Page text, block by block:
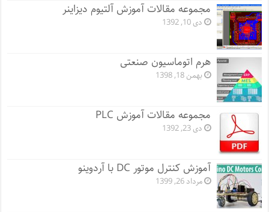
مجموعه مقالات آموزش آلتیوم دیزاینر
دی 10, 1392
هرم اتوماسیون صنعتی
بهمن 18, 1398
مجموعه مقالات آموزش PLC
دی 23, 1392
آموزش کنترل موتور DC با آردوینو
مرداد 26, 1399